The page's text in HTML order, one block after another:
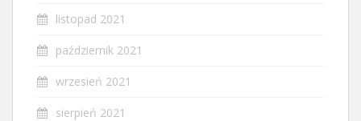
listopad 2021
październik 2021
wrzesień 2021
sierpień 2021